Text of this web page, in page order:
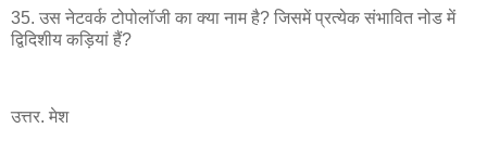
35. उस नेटवर्क टोपोलॉजी का क्या नाम है? जिसमें प्रत्येक संभावित नोड में
द्विदिशीय कड़ियां हैं?
उत्तर. मेश